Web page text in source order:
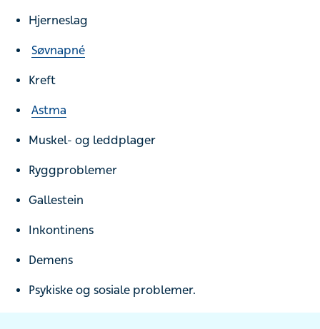
Hjerneslag
Søvnapné
Kreft
Astma
Muskel- og leddplager
Ryggproblemer
Gallestein
Inkontinens
Demens
Psykiske og sosiale problemer.